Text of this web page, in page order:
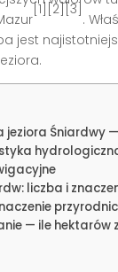
[1][2][3]
.
jest
jeziora Śniardwy
liczba i
— ile hektarów